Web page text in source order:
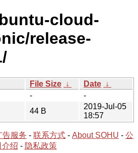
cloud-
release-
File Size ↓ Date ↓
-
-
44 B
2019-Jul-05
18:57
告服务 - 联系方式 - About SOHU - 公
介绍 - 隐私政策